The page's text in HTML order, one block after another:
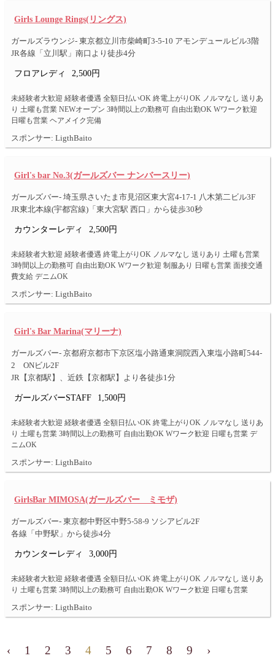
Girls Lounge Rings(リングス)
ガールズラウンジ- 東京都立川市柴崎町3-5-10 アモンデュールビル3階
JR各線「立川駅」南口より徒歩4分
フロアレディ 2,500円
未経験者大歓迎 経験者優遇 全額日払いOK 終電上がりOK ノルマなし 送りあ
り 土曜も営業 NEWオープン 3時間以上の勤務可 自由出勤OK Wワーク歓迎
日曜も営業 ヘアメイク完備
スポンサー: LigthBaito
Girl's bar No.3(ガールズバー ナンバースリー)
ガールズバー- 埼玉県さいたま市見沼区東大宮4-17-1 八木第二ビル3F
JR東北本線(宇都宮線)「東大宮駅 西口」から徒歩30秒
カウンターレディ 2,500円
未経験者大歓迎 経験者優遇 終電上がりOK ノルマなし 送りあり 土曜も営業
3時間以上の勤務可 自由出勤OK Wワーク歓迎 制服あり 日曜も営業 面接交通
費支給 デニムOK
スポンサー: LigthBaito
Girl's Bar Marina(マリーナ)
ガールズバー- 京都府京都市下京区塩小路通東洞院西入東塩小路町544-
2 ONビル2F
JR【京都駅】、近鉄【京都駅】より各徒歩1分
ガールズバーSTAFF 1,500円
未経験者大歓迎 経験者優遇 全額日払いOK 終電上がりOK ノルマなし 送りあ
り 土曜も営業 3時間以上の勤務可 自由出勤OK Wワーク歓迎 日曜も営業 デ
ニムOK
スポンサー: LigthBaito
GirlsBar MIMOSA(ガールズバー ミモザ)
ガールズバー- 東京都中野区中野5-58-9 ソシアビル2F
各線「中野駅」から徒歩4分
カウンターレディ 3,000円
未経験者大歓迎 経験者優遇 全額日払いOK 終電上がりOK ノルマなし 送りあ
り 土曜も営業 3時間以上の勤務可 自由出勤OK Wワーク歓迎 日曜も営業
スポンサー: LigthBaito
‹ 1 2 3 4 5 6 7 8 9 ›